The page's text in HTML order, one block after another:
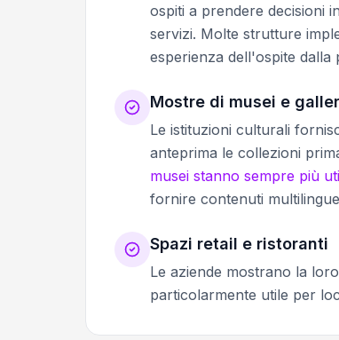
ospiti a prendere decisioni
servizi. Molte strutture
esperienza dell'ospite
Mostre di musei e
Le istituzioni culturali
anteprima le collezioni
musei stanno sempre più
fornire contenuti
Spazi retail e ristoranti
Le aziende mostrano la
particolarmente utile per